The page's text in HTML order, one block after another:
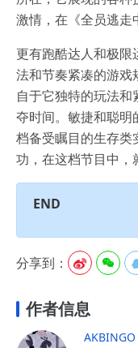
激情，在《全员逃走
更有跑酷达人和极限
法和节奏紧凑的游戏
自于它独特的玩法
夺时间。敏捷和聪明
档备受瞩目的生存类
功，在这档节目中，
END
分享到：  
作者信息
AKBINGO